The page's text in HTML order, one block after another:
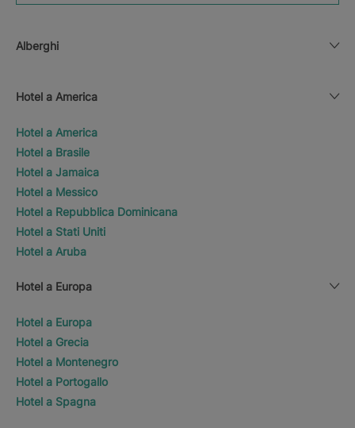
Alberghi
Hotel a America
Hotel a America
Hotel a Brasile
Hotel a Jamaica
Hotel a Messico
Hotel a Repubblica Dominicana
Hotel a Stati Uniti
Hotel a Aruba
Hotel a Europa
Hotel a Europa
Hotel a Grecia
Hotel a Montenegro
Hotel a Portogallo
Hotel a Spagna